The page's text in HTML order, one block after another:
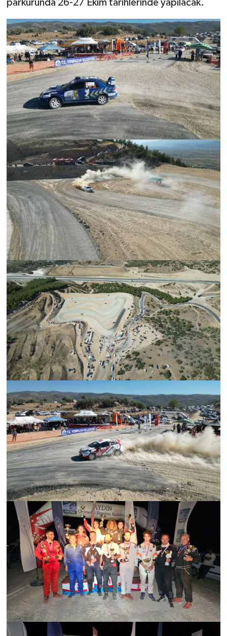
parkurunda 26-27 Ekim tarihlerinde yapılacak.